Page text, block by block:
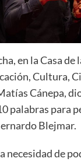
en la Casa de
Cultura,
Cánepa,
palabras para
Blejmar.
necesidad de